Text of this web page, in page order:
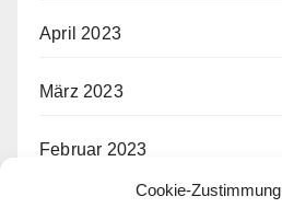
Cookie-
April 2023
März 2023
Februar 2023